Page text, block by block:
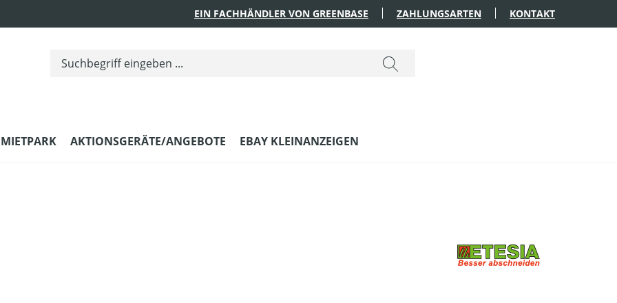
EIN FACHHÄNDLER VON GREENBASE ZAHLUNGSARTEN KONTAKT
MIETPARK AKTIONSGERÄTE/ANGEBOTE EBAY KLEINANZEIGEN